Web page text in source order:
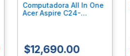
Computadora All In One
Acer Aspire C24-
Dq.Bmjal.002
$12,690.00